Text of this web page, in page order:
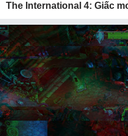
The International 4: Giấc